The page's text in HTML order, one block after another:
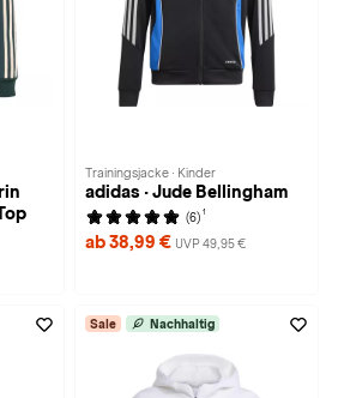
Trainingsjacke · Kinder
adidas · Jude Bellingham
(6) 1
ab 38,99 € UVP 49,95 €
Sale Nachhaltig